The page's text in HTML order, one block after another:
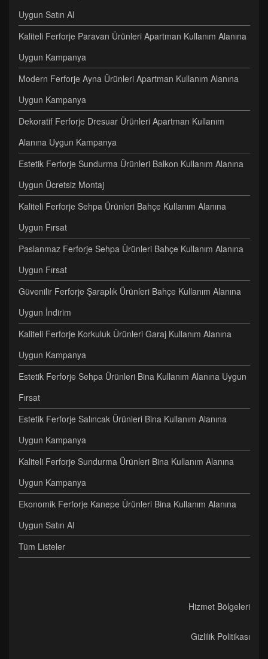
Uygun Satın Al
Kaliteli Ferforje Paravan Ürünleri Apartman Kullanım Alanına
Uygun Kampanya
Modern Ferforje Ayna Ürünleri Apartman Kullanım Alanına
Uygun Kampanya
Dekoratif Ferforje Dresuar Ürünleri Apartman Kullanım
Alanına Uygun Kampanya
Estetik Ferforje Sundurma Ürünleri Balkon Kullanım Alanına
Uygun Ücretsiz Montaj
Kaliteli Ferforje Sehpa Ürünleri Bahçe Kullanım Alanına
Uygun Fırsat
Paslanmaz Ferforje Sehpa Ürünleri Bahçe Kullanım Alanına
Uygun Fırsat
Güvenilir Ferforje Şaraplık Ürünleri Bahçe Kullanım Alanına
Uygun İndirim
Kaliteli Ferforje Korkuluk Ürünleri Garaj Kullanım Alanına
Uygun Kampanya
Estetik Ferforje Sehpa Ürünleri Bina Kullanım Alanına Uygun
Fırsat
Estetik Ferforje Salıncak Ürünleri Bina Kullanım Alanına
Uygun Kampanya
Kaliteli Ferforje Sundurma Ürünleri Bina Kullanım Alanına
Uygun Kampanya
Ekonomik Ferforje Kanepe Ürünleri Bina Kullanım Alanına
Uygun Satın Al
Tüm Listeler
Hizmet Bölgeleri
Gizlilik Politikası